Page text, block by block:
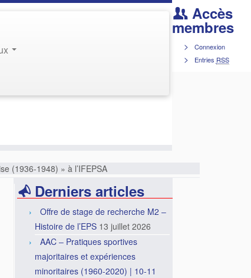
Accès
membres
Connexion
Entries RSS
(1936-1948) » à l’IFEPSA
Derniers articles
Offre de stage de recherche M2 –
Histoire de l’EPS 13 juillet 2026
AAC – Pratiques sportives
majoritaires et expériences
minoritaires (1960-2020) | 10-11